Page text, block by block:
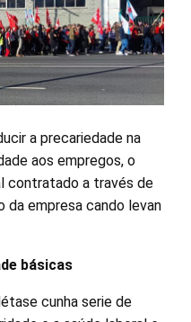
a precariedade na
aos empregos, o
contratado a través de
da empresa cando levan
básicas
cunha serie de